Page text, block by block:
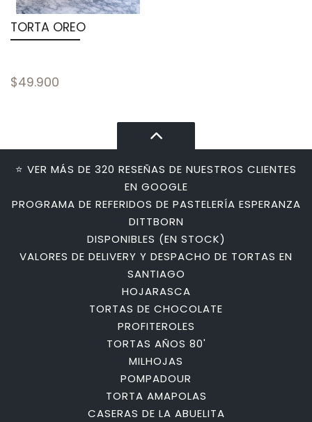
TORTA OREO
$49.900
⭐ VER MÁS DE 320 RESEÑAS DE NUESTROS CLIENTES
EN GOOGLE
PROGRAMA DE REFERIDOS DE PASTELERÍA ESPERANZA
DITTBORN
DISPONIBLES (EN STOCK)
VALORES DE DELIVERY Y DESPACHO DE TORTAS EN
SANTIAGO
HOJARASCA
TORTAS DE CHOCOLATE
PROFITEROLES
TORTAS AÑOS 80'
MILHOJAS
POMPADOUR
TORTA AMAPOLAS
CASERAS DE LA ABUELITA